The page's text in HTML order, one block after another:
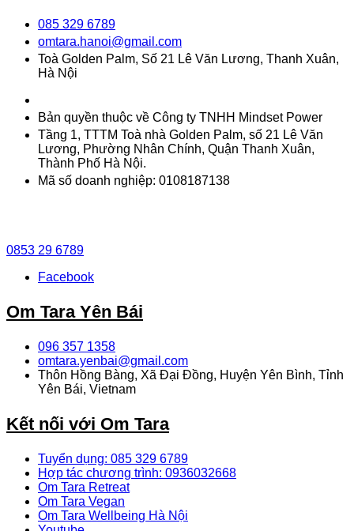
085 329 6789
omtara.hanoi@gmail.com
Toà Golden Palm, Số 21 Lê Văn Lương, Thanh Xuân,
Hà Nội
Bản quyền thuộc về Công ty TNHH Mindset Power
Tầng 1, TTTM Toà nhà Golden Palm, số 21 Lê Văn
Lương, Phường Nhân Chính, Quận Thanh Xuân,
Thành Phố Hà Nội.
Mã số doanh nghiệp: 0108187138
0853 29 6789
Facebook
Om Tara Yên Bái
096 357 1358
omtara.yenbai@gmail.com
Thôn Hồng Bàng, Xã Đại Đồng, Huyện Yên Bình, Tỉnh
Yên Bái, Vietnam
Kết nối với Om Tara
Tuyển dụng: 085 329 6789
Hợp tác chương trình: 0936032668
Om Tara Retreat
Om Tara Vegan
Om Tara Wellbeing Hà Nội